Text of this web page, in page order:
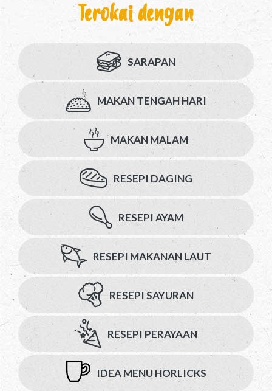
Terokai dengan
SARAPAN
MAKAN TENGAH HARI
MAKAN MALAM
RESEPI DAGING
RESEPI AYAM
RESEPI MAKANAN LAUT
RESEPI SAYURAN
RESEPI PERAYAAN
IDEA MENU HORLICKS